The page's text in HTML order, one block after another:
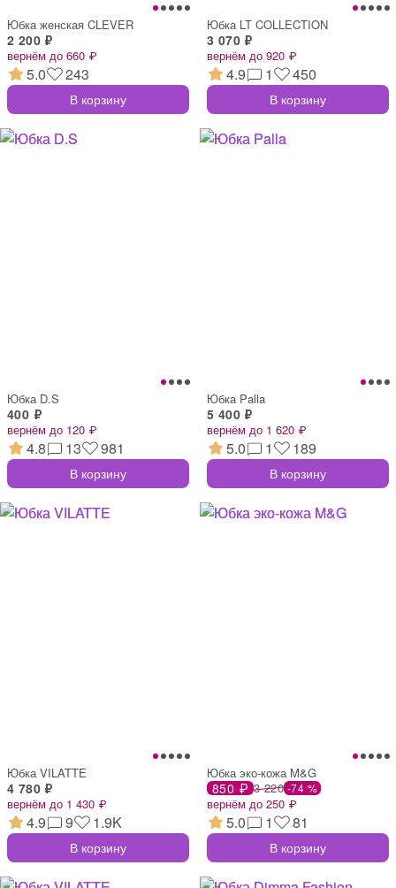
Юбка женская CLEVER
2 200 ₽
вернём до 660 ₽
5.0 243
В корзину
Юбка LT COLLECTION
3 070 ₽
вернём до 920 ₽
4.9 1 450
В корзину
Юбка D.S
400 ₽
вернём до 120 ₽
4.8 13 981
В корзину
Юбка Palla
5 400 ₽
вернём до 1 620 ₽
5.0 1 189
В корзину
Юбка VILATTE
4 780 ₽
вернём до 1 430 ₽
4.9 9 1.9K
В корзину
Юбка эко-кожа M&G
850 ₽ 3 220 -74 %
вернём до 250 ₽
5.0 1 81
В корзину